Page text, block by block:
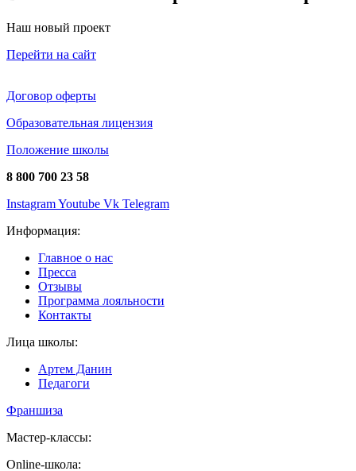
Наш новый проект
Перейти на сайт
Договор оферты
Образовательная лицензия
Положение школы
8 800 700 23 58
InstagramYoutube Vk Telegram
Информация:
Главное о нас
Пресса
Отзывы
Программа лояльности
Контакты
Лица школы:
Артем Данин
Педагоги
Франшиза
Мастер-классы:
Online-школа: